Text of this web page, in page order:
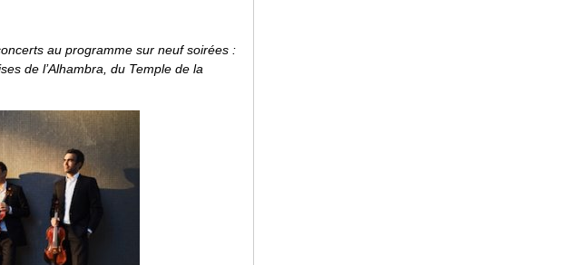
au programme sur neuf soirées :
de l’Alhambra, du Temple de la